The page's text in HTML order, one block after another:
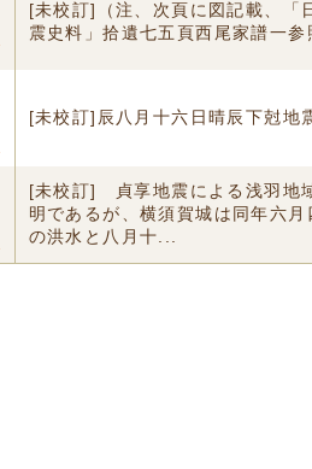
[未校訂]（注、次頁に図記載、「
震史料」拾遺七五頁西尾家譜一参
[未校訂]辰八月十六日晴辰下尅地
[未校訂] 貞享地震による浅羽地
明であるが、横須賀城は同年六月
の洪水と八月十...